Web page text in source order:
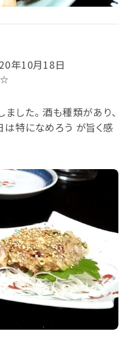
年10月18日
☆
した。 酒も種類があり、
は特になめろう が旨く感